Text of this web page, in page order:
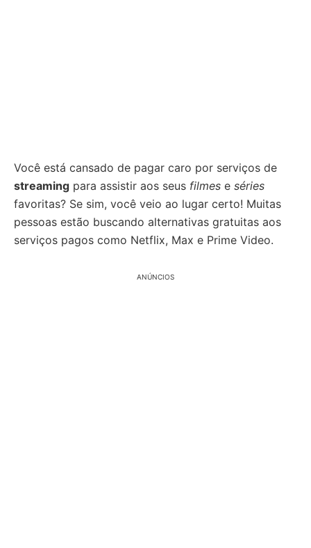
Você está cansado de pagar caro por serviços de
streaming para assistir aos seus filmes e séries
favoritas? Se sim, você veio ao lugar certo! Muitas
pessoas estão buscando alternativas gratuitas aos
serviços pagos como Netflix, Max e Prime Video.
ANÚNCIOS